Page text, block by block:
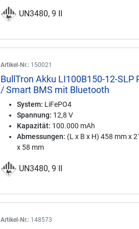
UN3480, 9 II
Artikel-Nr.: 150021
BullTron Akku LI100B150-12-SLP
/ Smart BMS mit Bluetooth
System: LiFePO4
Spannung: 12,8 V
Kapazität: 100.000 mAh
Abmessungen: (L x B x H) 458 mm x
x 58 mm
UN3480, 9 II
Artikel-Nr.: 148573